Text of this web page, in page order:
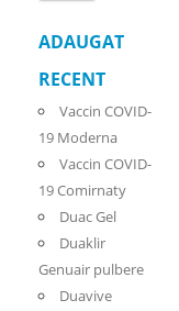
ADAUGAT
RECENT
Vaccin COVID-
19 Moderna
Vaccin COVID-
19 Comirnaty
Duac Gel
Duaklir
Genuair pulbere
Duavive